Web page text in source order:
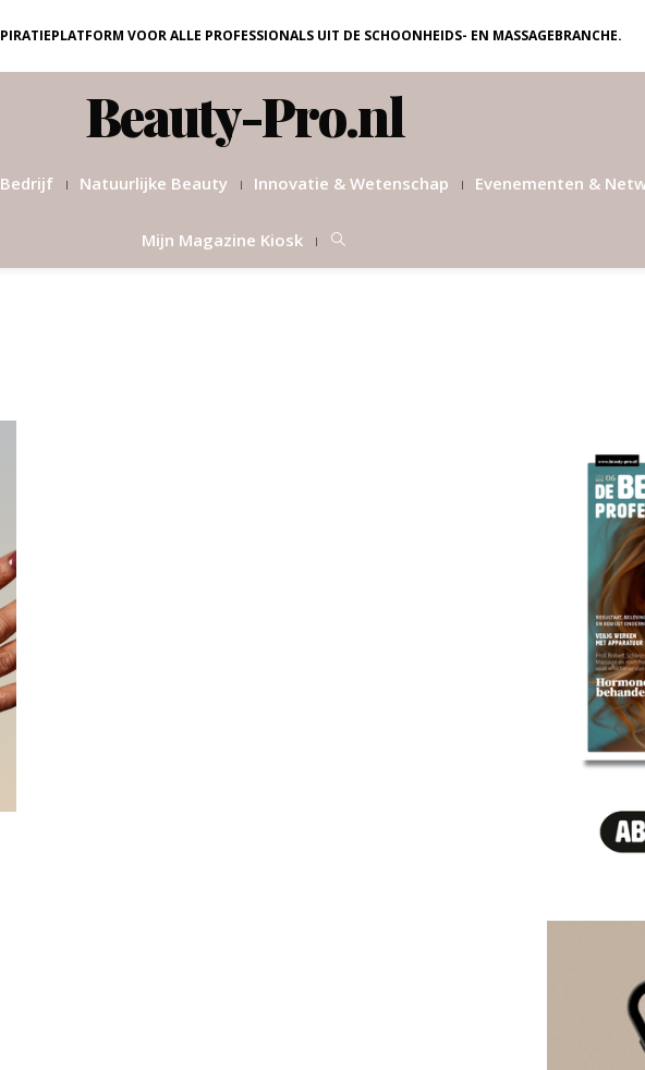
VOOR ALLE PROFESSIONALS UIT DE SCHOONHEIDS- EN MASSAGEBRANCHE.
Beauty-Pro.nl
Natuurlijke Beauty Innovatie & Wetenschap Evenementen &
Mijn Magazine Kiosk